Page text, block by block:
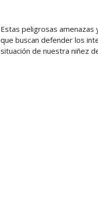
Estas peligrosas amenazas
que buscan defender los
situación de nuestra niñez